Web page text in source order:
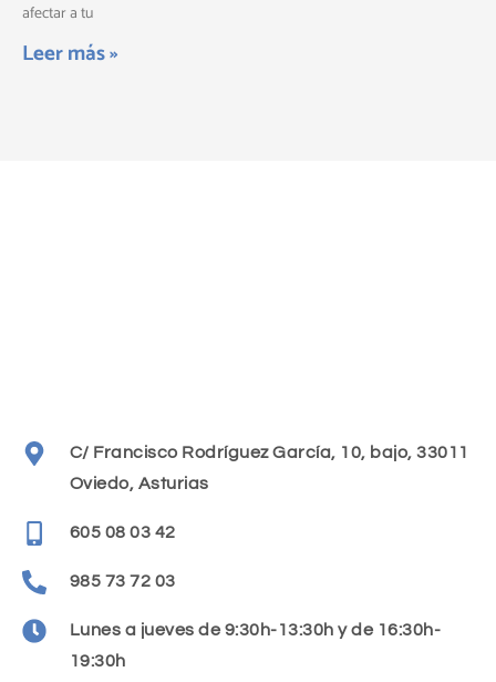
afectar a tu
Leer más »
C/ Francisco Rodríguez García, 10, bajo, 33011
Oviedo, Asturias
605 08 03 42
985 73 72 03
Lunes a jueves de 9:30h-13:30h y de 16:30h-
19:30h